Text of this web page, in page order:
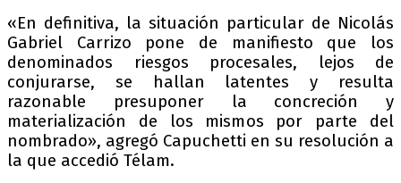
«En definitiva, la situación particular de Nicolás
Gabriel Carrizo pone de manifiesto que los
denominados riesgos procesales, lejos de
conjurarse, se hallan latentes y resulta
razonable presuponer la concreción y
materialización de los mismos por parte del
nombrado», agregó Capuchetti en su resolución a
la que accedió Télam.